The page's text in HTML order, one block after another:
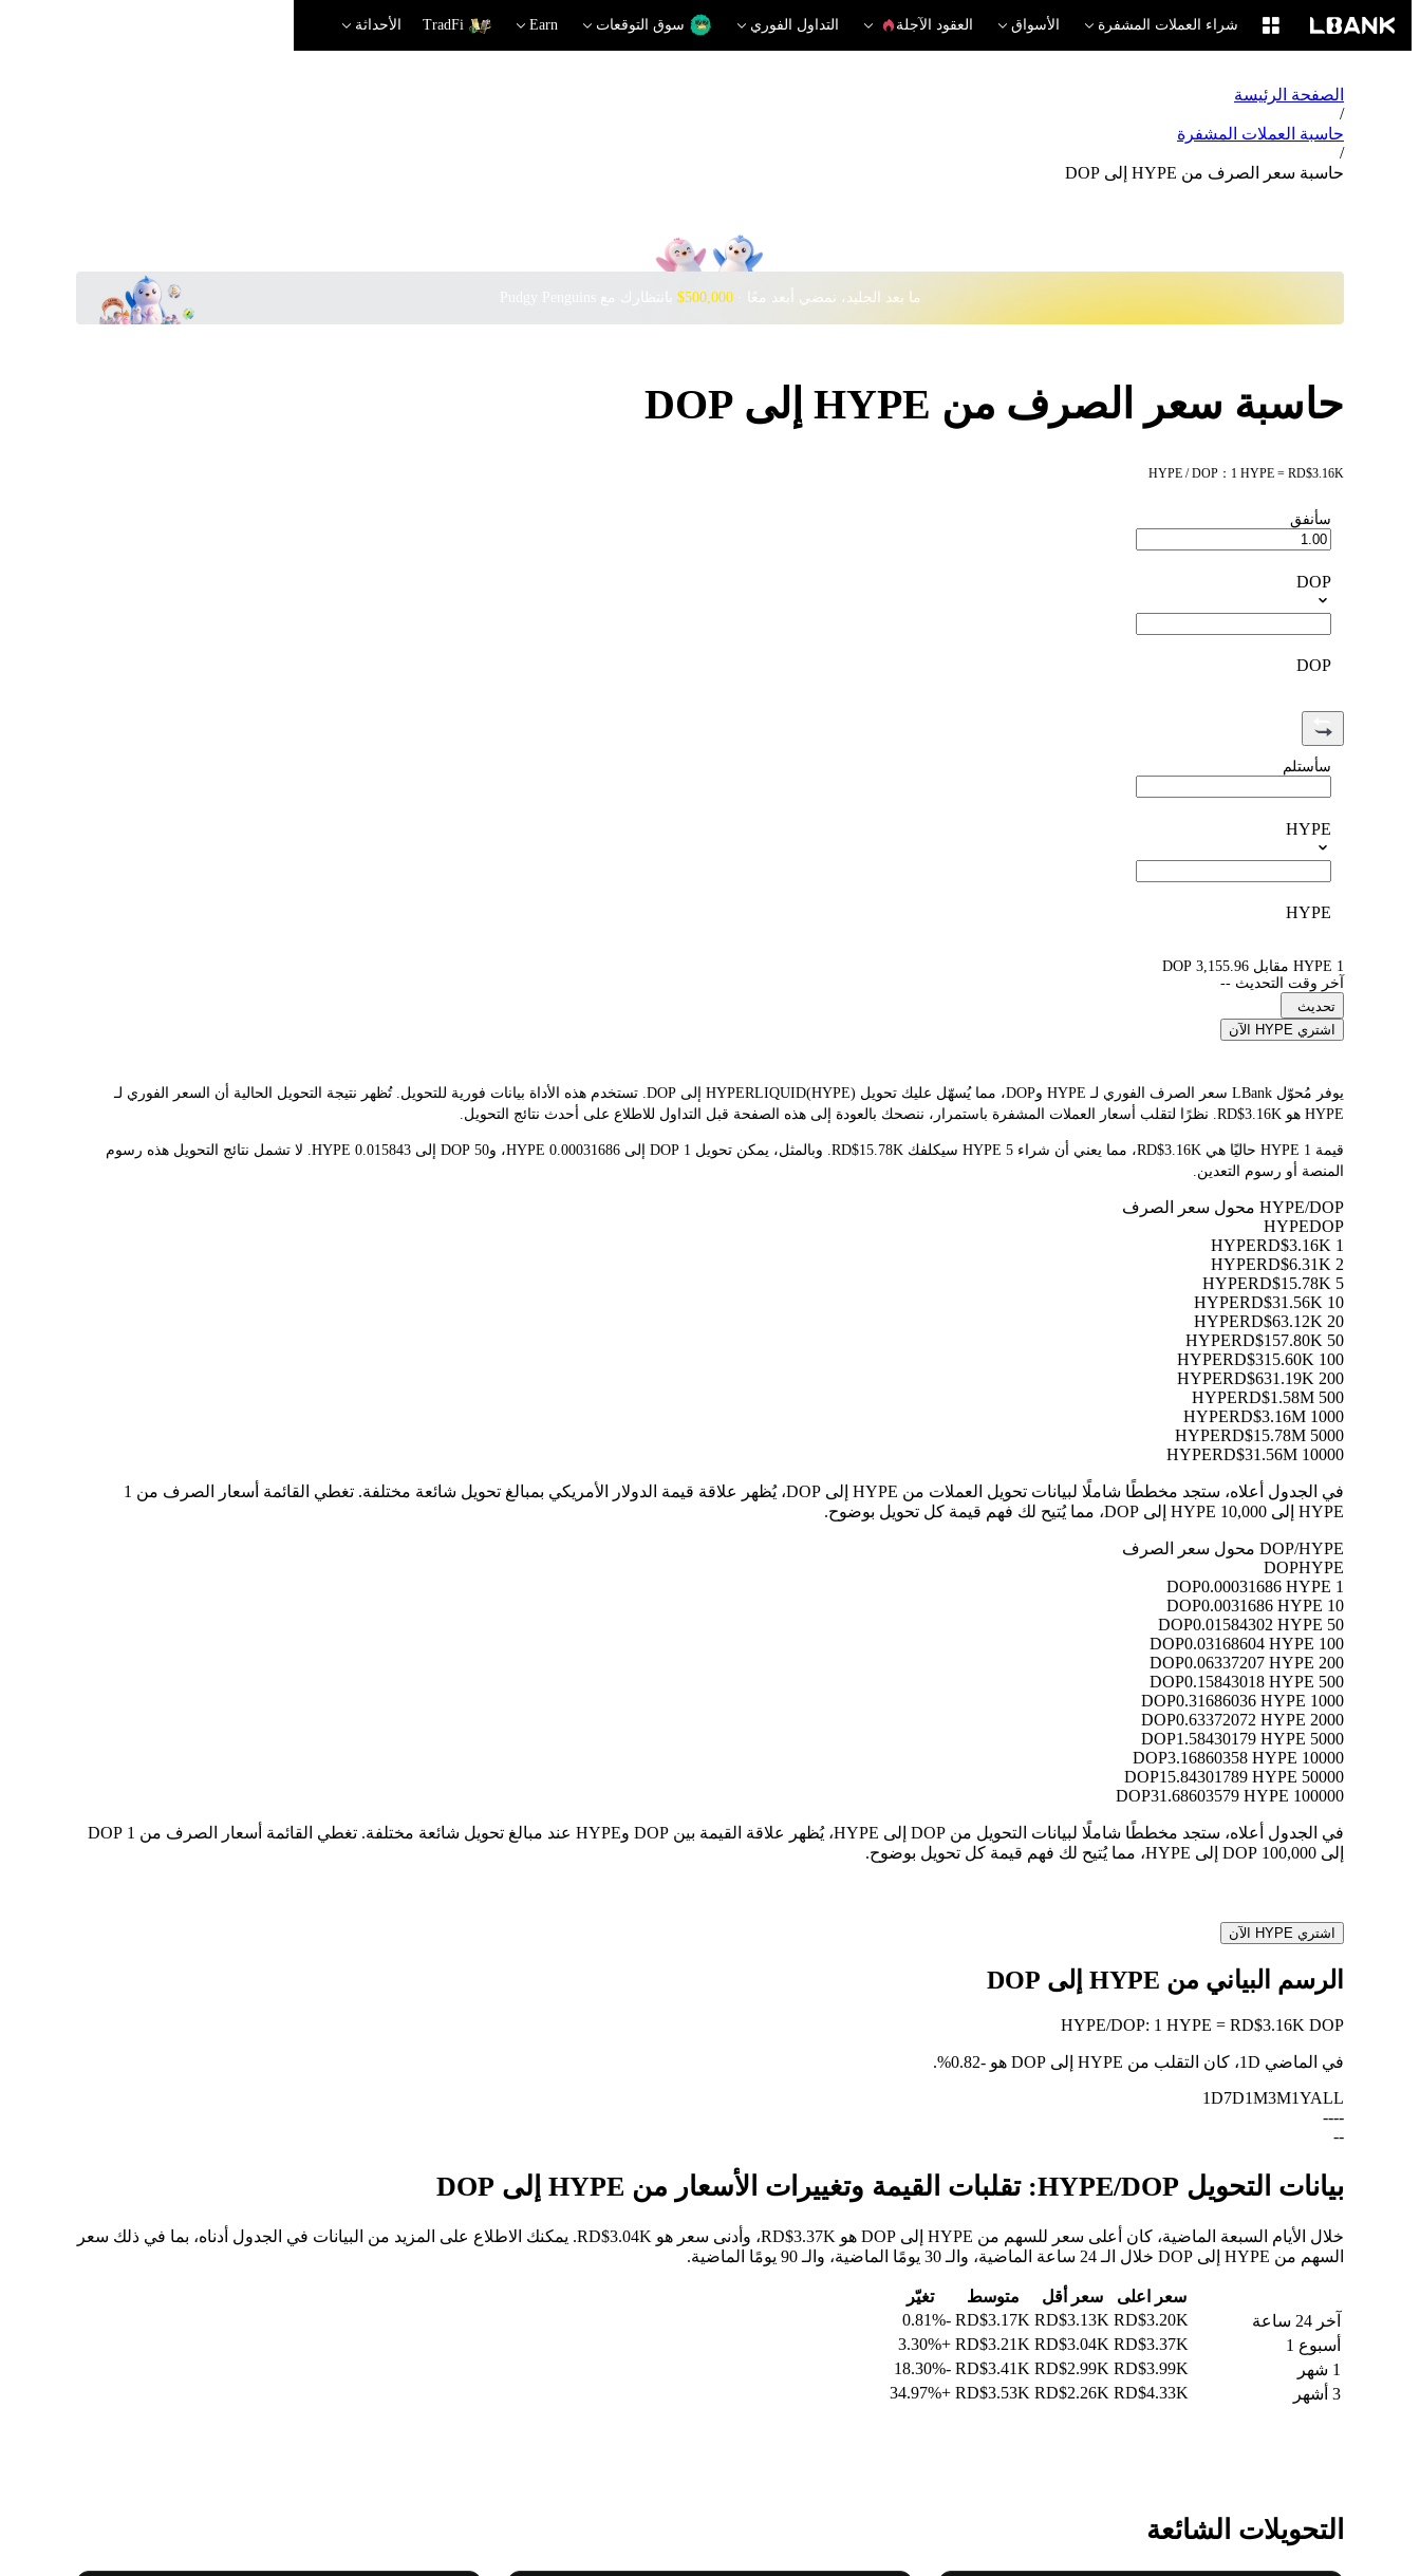
شراء العملات المشفرة الأسواق العقود الآجلة التداول الفوري سوق التوقعات Earn
TradFi الأحداثة
الصفحة الرئيسة
/
حاسبة العملات المشفرة
/
حاسبة سعر الصرف من HYPE إلى DOP
ما بعد الجليد، نمضي أبعد معًا · ‎$500,000 بانتظارك مع Pudgy Penguins
حاسبة سعر الصرف من HYPE إلى DOP
HYPE / DOP：1 HYPE = RD$3.16K
سأنفق
DOP
DOP
سأستلم
HYPE
HYPE
1 HYPE مقابل 3,155.96 DOP
آخر وقت التحديث --
تحديث
اشتري HYPE الآن
يوفر مُحوّل LBank سعر الصرف الفوري لـ HYPE وDOP، مما يُسهّل عليك تحويل HYPERLIQUID(HYPE) إلى DOP. تستخدم هذه الأداة بيانات فورية للتحويل. تُظهر نتيجة التحويل الحالية أن السعر الفوري لـ
HYPE هو RD$3.16K. نظرًا لتقلب أسعار العملات المشفرة باستمرار، ننصحك بالعودة إلى هذه الصفحة قبل التداول للاطلاع على أحدث نتائج التحويل.
قيمة 1 HYPE حاليًا هي RD$3.16K، مما يعني أن شراء 5 HYPE سيكلفك RD$15.78K. وبالمثل، يمكن تحويل 1 DOP إلى 0.00031686 HYPE، و50 DOP إلى 0.015843 HYPE. لا تشمل نتائج التحويل هذه رسوم
المنصة أو رسوم التعدين.
HYPE/DOP محول سعر الصرف
HYPEDOP
1 HYPE
RD$3.16K
2 HYPE
RD$6.31K
5 HYPE
RD$15.78K
10 HYPE
RD$31.56K
20 HYPE
RD$63.12K
50 HYPE
RD$157.80K
100 HYPE
RD$315.60K
200 HYPE
RD$631.19K
500 HYPE
RD$1.58M
1000 HYPE
RD$3.16M
5000 HYPE
RD$15.78M
10000 HYPE
RD$31.56M
في الجدول أعلاه، ستجد مخططًا شاملًا لبيانات تحويل العملات من HYPE إلى DOP، يُظهر علاقة قيمة الدولار الأمريكي بمبالغ تحويل شائعة مختلفة. تغطي القائمة أسعار الصرف من 1
HYPE إلى 10,000 HYPE إلى DOP، مما يُتيح لك فهم قيمة كل تحويل بوضوح.
DOP/HYPE محول سعر الصرف
DOPHYPE
1 DOP
0.00031686 HYPE
10 DOP
0.0031686 HYPE
50 DOP
0.01584302 HYPE
100 DOP
0.03168604 HYPE
200 DOP
0.06337207 HYPE
500 DOP
0.15843018 HYPE
1000 DOP
0.31686036 HYPE
2000 DOP
0.63372072 HYPE
5000 DOP
1.58430179 HYPE
10000 DOP
3.16860358 HYPE
50000 DOP
15.84301789 HYPE
100000 DOP
31.68603579 HYPE
في الجدول أعلاه، ستجد مخططًا شاملًا لبيانات التحويل من DOP إلى HYPE، يُظهر علاقة القيمة بين DOP وHYPE عند مبالغ تحويل شائعة مختلفة. تغطي القائمة أسعار الصرف من 1 DOP
إلى 100,000 DOP إلى HYPE، مما يُتيح لك فهم قيمة كل تحويل بوضوح.
اشتري HYPE الآن
الرسم البياني من HYPE إلى DOP
HYPE/DOP: 1 HYPE = RD$3.16K DOP
في الماضي 1D، كان التقلب من HYPE إلى DOP هو -0.82%
.
1D7D1M3M1YALL
--
--
--
بيانات التحويل HYPE/DOP: تقلبات القيمة وتغييرات الأسعار من HYPE إلى DOP
خلال الأيام السبعة الماضية، كان أعلى سعر للسهم من HYPE إلى DOP هو RD$3.37K، وأدنى سعر هو RD$3.04K. يمكنك الاطلاع على المزيد من البيانات في الجدول أدناه، بما في ذلك سعر
السهم من HYPE إلى DOP خلال الـ 24 ساعة الماضية، والـ 30 يومًا الماضية، والـ 90 يومًا الماضية.
سعر اعلى سعر أقل متوسط
تغيّر
آخر 24 ساعة
RD$3.20K
RD$3.13K
RD$3.17K
-0.81%
أسبوع 1
RD$3.37K
RD$3.04K
RD$3.21K
+3.30%
1 شهر
RD$3.99K
RD$2.99K
RD$3.41K
-18.30%
3 أشهر
RD$4.33K
RD$2.26K
RD$3.53K
+34.97%
التحويلات الشائعة